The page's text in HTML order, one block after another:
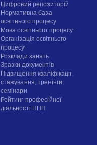
Цифровий репозиторій
Нормативна база
освітнього процесу
Мова освітнього процесу
Організація освітнього
процесу
Розклади занять
Зразки документів
Підвищення кваліфікації,
стажування, тренінги,
семінари
Рейтинг професійної
діяльності НПП